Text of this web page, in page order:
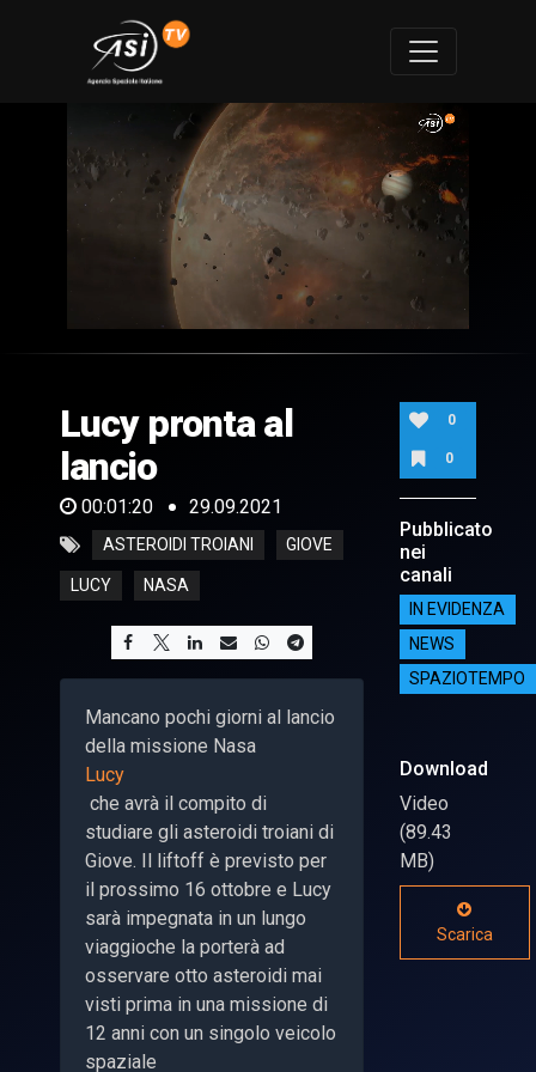
of
20
seconds
Lucy pronta al
lancio
00:01:20 29.09.2021
ASTEROIDI TROIANI GIOVE
LUCY NASA
Mancano pochi giorni al lancio
della missione Nasa
Lucy
che avrà il compito di
studiare gli asteroidi troiani di
Giove. Il liftoff è previsto per
il prossimo 16 ottobre e Lucy
sarà impegnata in un lungo
viaggioche la porterà ad
osservare otto asteroidi mai
visti prima in una missione di
12 anni con un singolo veicolo
spaziale
0
0
Pubblicato
nei
canali
IN EVIDENZA
NEWS
SPAZIOTEMPO
Download
Video
(89.43
MB)
Scarica